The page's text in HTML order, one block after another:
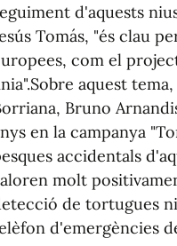
d'aquests
Tomás, "és clau
com el
aquest
Bruno
en la campanya
accidentals
molt
de tortugues
d'emergències